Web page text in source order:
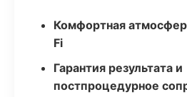
Комфортная
Fi
Гарантия результата и
постпроцедурное